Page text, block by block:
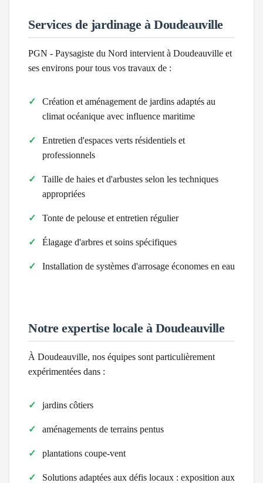
Services de jardinage àDoudeauville
PGN - Paysagiste du Nord intervient à Doudeauville et
ses environs pour tous vos travaux de :
Création et aménagement de jardins adaptés au
climat océanique avec influence maritime
Entretien d'espaces verts résidentiels et
professionnels
Taille de haies et d'arbustes selon les techniques
appropriées
Tonte de pelouse et entretien régulier
Élagage d'arbres et soins spécifiques
Installation de systèmes d'arrosage économes en eau
Notre expertise locale à Doudeauville
À Doudeauville, nos équipes sont particulièrement
expérimentées dans :
jardins côtiers
aménagements de terrains pentus
plantations coupe-vent
Solutions adaptées aux défis locaux : exposition aux